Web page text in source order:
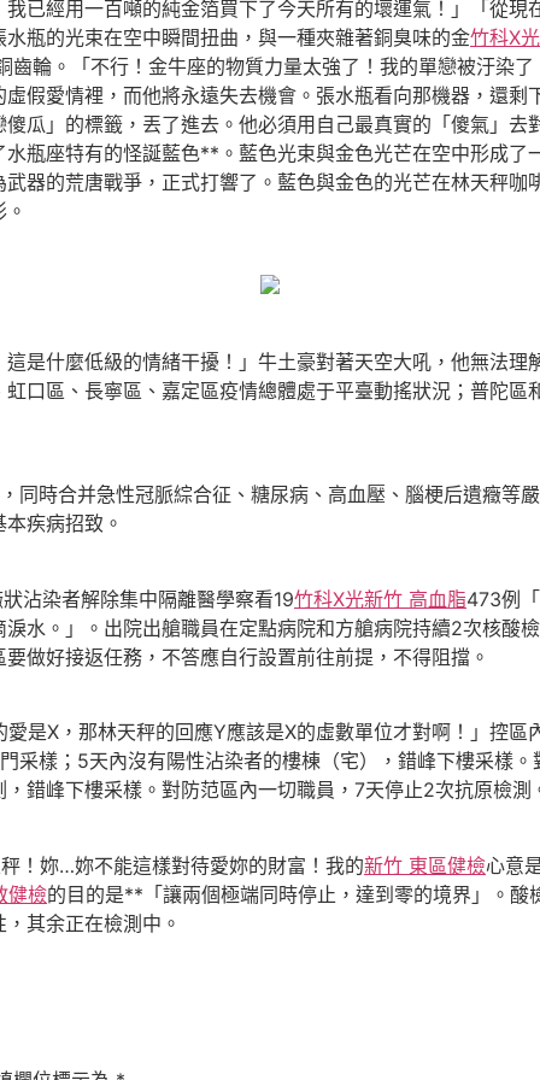
已經用一百噸的純金箔買下了今天所有的壞運氣！」「從現
瓶的光束在空中瞬間扭曲，與一種夾雜著銅臭味的金竹科X光
齒輪。「不行！金牛座的物質力量太強了！我的單戀被汙染
假愛情裡，而他將永遠失去機會。張水瓶看向那機器，還
瓜」的標籤，丟了進去。他必須用自己最真實的「傻氣」
瓶座特有的怪誕藍色**。藍色光束與金色光芒在空中形成
器的荒唐戰爭，正式打響了。藍色與金色的光芒在林天秤
什麼低級的情緒干擾！」牛土豪對著天空大吼，他無法理
口區、長寧區、嘉定區疫情總體處于平臺動搖狀況；普陀
合并急性冠脈綜合征、糖尿病、高血壓、腦梗后遺癥等
疾病招致。
染者解除集中隔離醫學察看19竹科X光新竹 高血脂473例
水。」。出院出艙職員在定點病院和方艙病院持續2次核酸
做好接返任務，不答應自行設置前往前提，不得阻擋。
X，那林天秤的回應Y應該是X的虛數單位才對啊！」控區
采樣；5天內沒有陽性沾染者的樓棟（宅），錯峰下樓采樣
錯峰下樓采樣。對防范區內一切職員，7天停止2次抗原檢測
妳…妳不能這樣對待愛妳的財富！我的新竹 東區健檢心意
健檢的目的是**「讓兩個極端同時停止，達到零的境界」。
其余正在檢測中。